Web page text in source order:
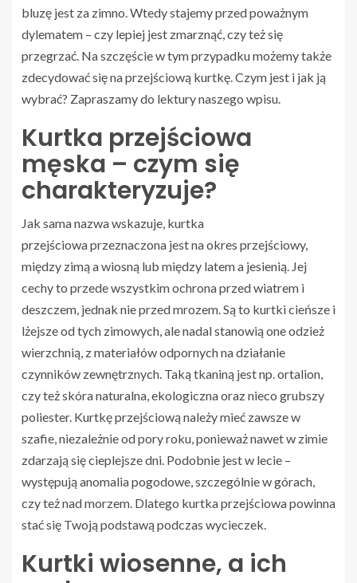
bluzę jest za zimno. Wtedy stajemy przed poważnym
dylematem – czy lepiej jest zmarznąć, czy też się
przegrzać. Na szczęście w tym przypadku możemy także
zdecydować się na przejściową kurtkę. Czym jest i jak ją
wybrać? Zapraszamy do lektury naszego wpisu.
Kurtka przejściowa
męska – czym się
charakteryzuje?
Jak sama nazwa wskazuje, kurtka
przejściowa przeznaczona jest na okres przejściowy,
między zimą a wiosną lub między latem a jesienią. Jej
cechy to przede wszystkim ochrona przed wiatrem i
deszczem, jednak nie przed mrozem. Są to kurtki cieńsze i
lżejsze od tych zimowych, ale nadal stanowią one odzież
wierzchnią, z materiałów odpornych na działanie
czynników zewnętrznych. Taką tkaniną jest np. ortalion,
czy też skóra naturalna, ekologiczna oraz nieco grubszy
poliester. Kurtkę przejściową należy mieć zawsze w
szafie, niezależnie od pory roku, ponieważ nawet w zimie
zdarzają się cieplejsze dni. Podobnie jest w lecie –
występują anomalia pogodowe, szczególnie w górach,
czy też nad morzem. Dlatego kurtka przejściowa powinna
stać się Twoją podstawą podczas wycieczek.
Kurtki wiosenne, a ich